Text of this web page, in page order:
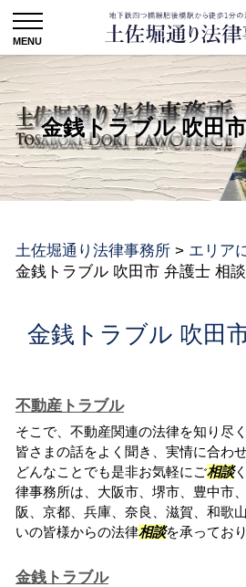
金銭トラブル 吹田
土佐堀通り法律事務所 > エリア
金銭トラブル 吹田市 弁護士 相談
金銭トラブル 吹田
不動産トラブル
そこで、不動産関連の法律を知り尽
皆さまの話をよく聞き、実情に合わ
どんなことでも是非お気軽にご相談
律事務所は、大阪市、堺市、豊中市、
阪、京都、兵庫、奈良、滋賀、和歌
いの皆様からの法律相談を承ってお
金銭トラブル